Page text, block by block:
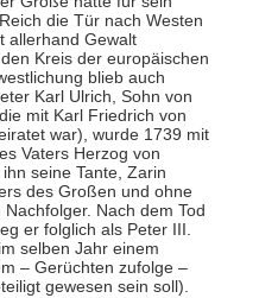
die Tür nach Westen
allerhand Gewalt
Kreis der europäischen
blieb auch
Karl Ulrich, Sohn von
mit Karl Friedrich von
war), wurde 1739 mit
Vaters Herzog von
seine Tante, Zarin
des Großen und ohne
Nach dem Tod
er folglich als Peter III.
selben Jahr einem
– Gerüchten zufolge –
gewesen sein soll).